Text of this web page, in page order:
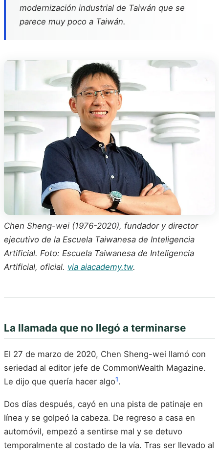
modernización industrial de Taiwán que se
parece muy poco a Taiwán.
Chen Sheng-wei (1976-2020), fundador y director
ejecutivo de la Escuela Taiwanesa de Inteligencia
Artificial. Foto: Escuela Taiwanesa de Inteligencia
Artificial, oficial. via aiacademy.tw.
La llamada que no llegó a terminarse
El 27 de marzo de 2020, Chen Sheng-wei llamó con
seriedad al editor jefe de CommonWealth Magazine.
Le dijo que quería hacer algo1.
Dos días después, cayó en una pista de patinaje en
línea y se golpeó la cabeza. De regreso a casa en
automóvil, empezó a sentirse mal y se detuvo
temporalmente al costado de la vía. Tras ser llevado al